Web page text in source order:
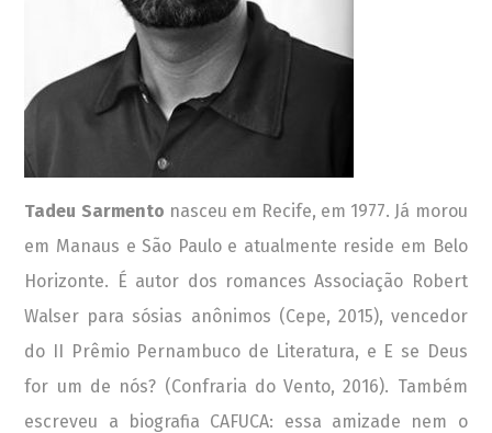
Tadeu Sarmento nasceu em Recife, em 1977. Já morou
em Manaus e São Paulo e atualmente reside em Belo
Horizonte. É autor dos romances Associação Robert
Walser para sósias anônimos (Cepe, 2015), vencedor
do II Prêmio Pernambuco de Literatura, e E se Deus
for um de nós? (Confraria do Vento, 2016). Também
escreveu a biografia CAFUCA: essa amizade nem o